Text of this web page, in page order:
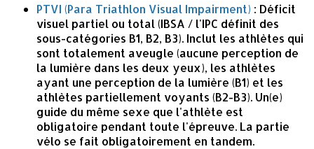
PTVI (Para Triathlon Visual Impairment) : Déficit
visuel partiel ou total (IBSA / l'IPC définit des
sous-catégories B1, B2, B3). Inclut les athlètes qui
sont totalement aveugle (aucune perception de
la lumière dans les deux yeux), les athlètes
ayant une perception de la lumière (B1) et les
athlètes partiellement voyants (B2-B3). Un(e)
guide du même sexe que l'athlète est
obligatoire pendant toute l'épreuve. La partie
vélo se fait obligatoirement en tandem.